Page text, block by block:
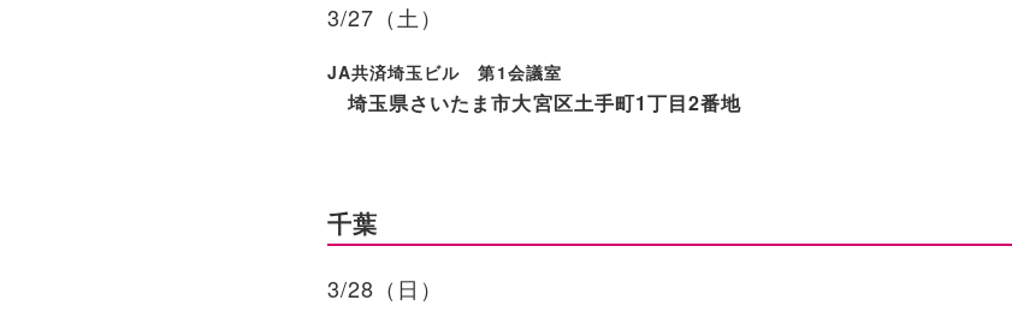
3/27（土）
JA共済埼玉ビル 第1会議室
埼玉県さいたま市大宮区土手町1丁目2番地
千葉
3/28（日）